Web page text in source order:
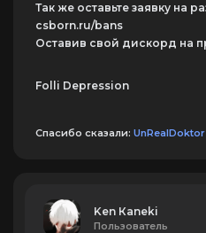
Так же оставьте заявку на
csborn.ru/bans
Оставив свой дискорд на
Folli Depression
Спасибо сказали: UnRealDoktor
Ken Кaneki
Пользователь